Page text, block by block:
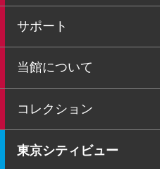
サポート
当館について
コレクション
東京シティビュー